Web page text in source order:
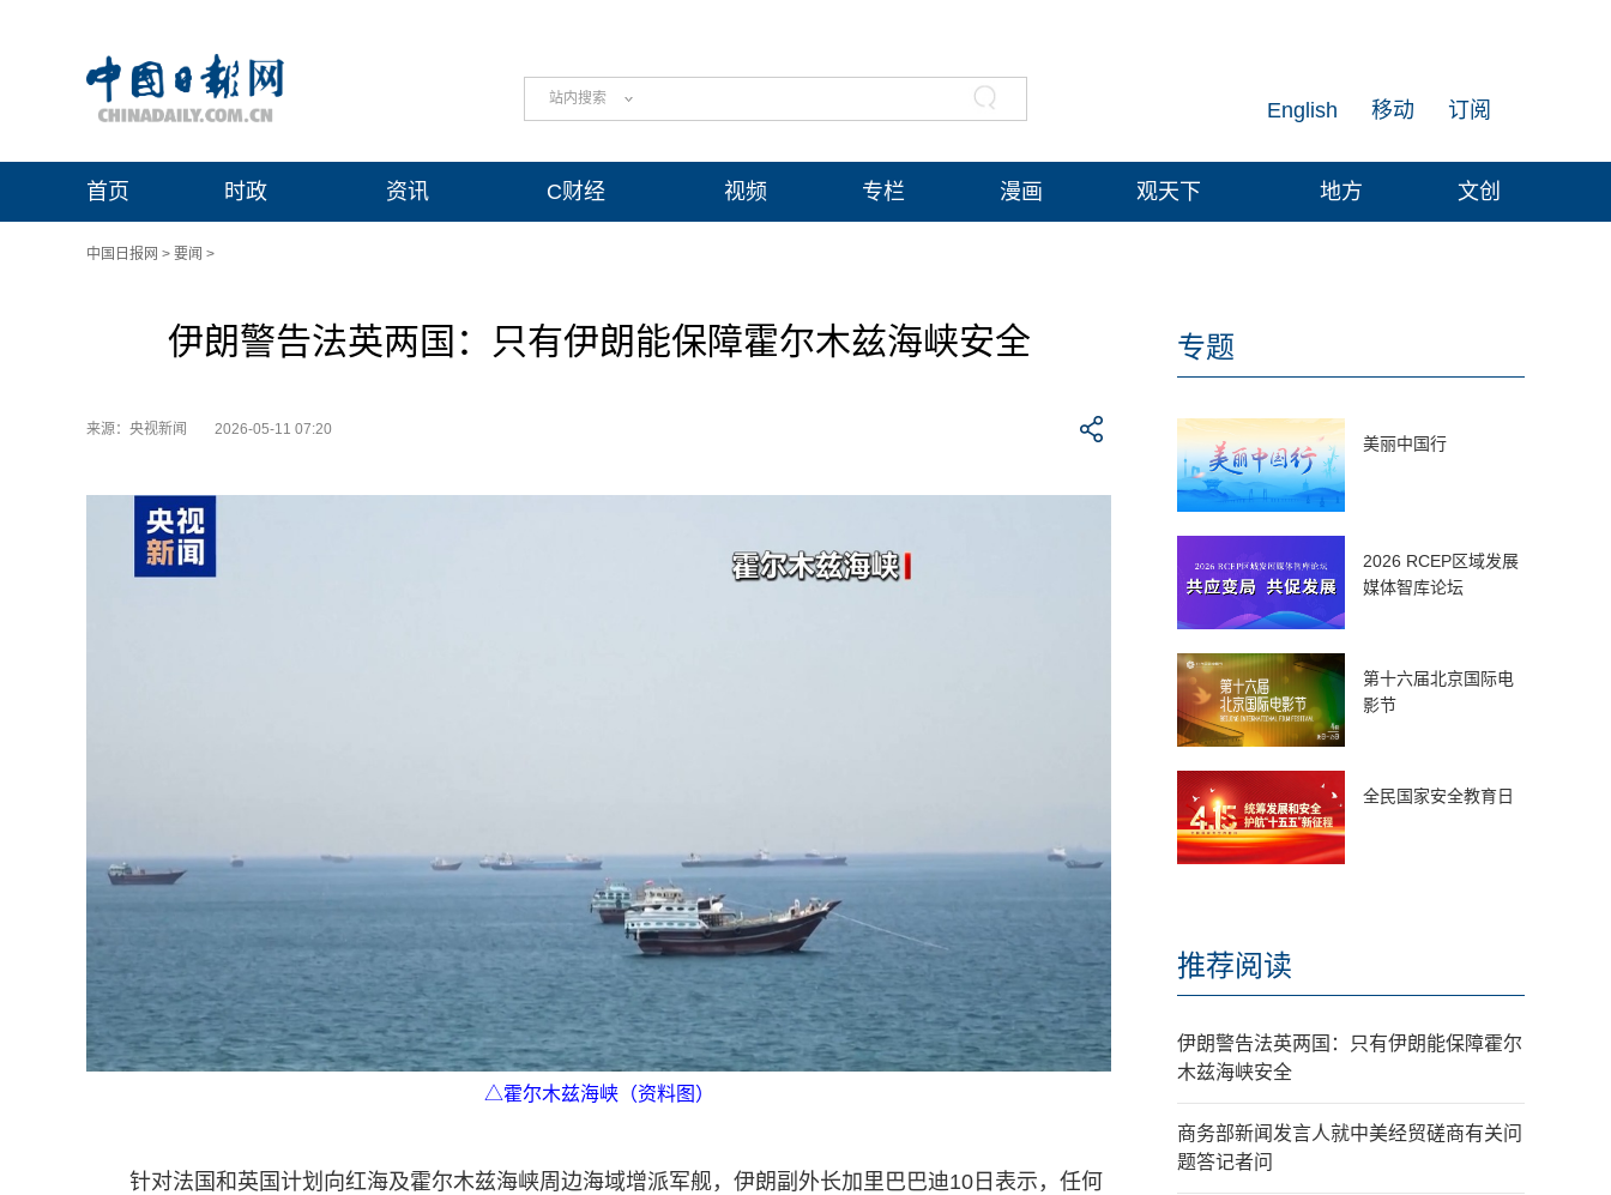
站内搜索 订阅
移动
English
首页 时政 资讯 C财经 视频 专栏 漫画 观天下 地方 文创
中国日报网 > 要闻 >
伊朗警告法英两国：只有伊朗能保障霍尔木兹海峡安全
来源：央视新闻 2026-05-11 07:20
△霍尔木兹海峡（资料图）
针对法国和英国计划向红海及霍尔木兹海峡周边海域增派军舰，伊朗副外长加里巴巴迪10日表示，任何
专题
美丽中国行
2026 RCEP区域发展
媒体智库论坛
第十六届北京国际电
影节
全民国家安全教育日
推荐阅读
伊朗警告法英两国：只有伊朗能保障霍尔
木兹海峡安全
商务部新闻发言人就中美经贸磋商有关问
题答记者问